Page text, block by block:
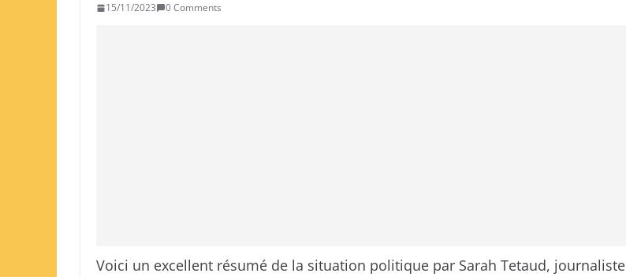
15/11/2023 0 Comments
Voici un excellent résumé de la situation politique par Sarah Tetaud, journaliste